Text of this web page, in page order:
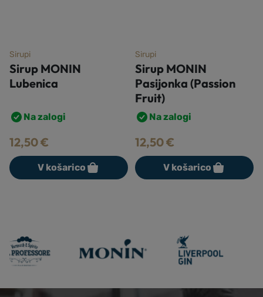
Sirupi
Sirup MONIN
Pasijonka (Passion
Na zalogi
12,50€
V košarico
Sirupi
Sirup MONIN Blue
Curacao
Na zalogi
12,00€
V košarico